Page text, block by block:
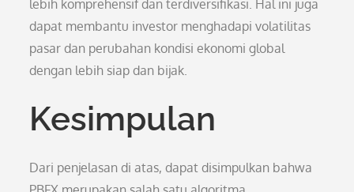
lebih komprehensif dan terdiversifikasi. Hal ini juga
dapat membantu investor menghadapi volatilitas
pasar dan perubahan kondisi ekonomi global
dengan lebih siap dan bijak.
Kesimpulan
Dari penjelasan di atas, dapat disimpulkan bahwa